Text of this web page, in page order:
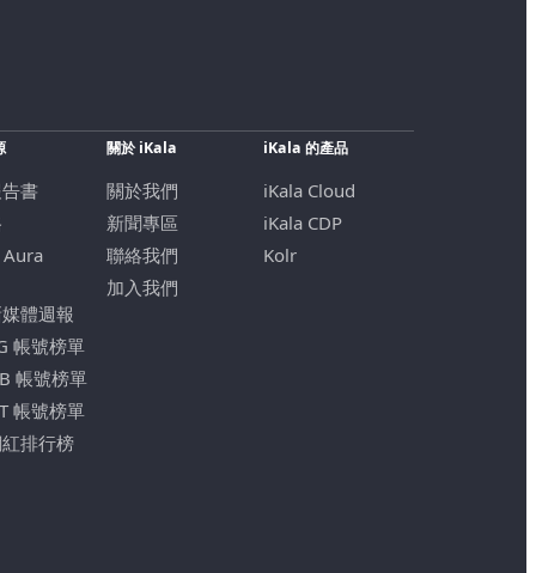
書
體週報
帳號榜單
帳號榜單
帳號榜單
排行榜
關於 iKala
關於我們
新聞專區
聯絡我們
加入我們
iKala 的產品
iKala Cloud
iKala CDP
Kolr